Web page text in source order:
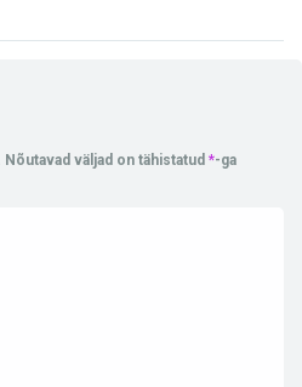
Nõutavad väljad on tähistatud *-ga